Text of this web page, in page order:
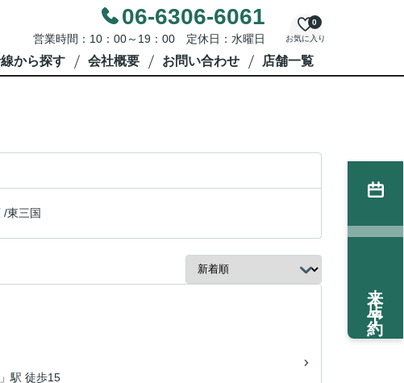
06-6306-6061
営業時間：10：00～19：00 定休日：水曜日 お気に入り
0
から探す 会社概要 お問い合わせ 店舗一覧
/東三国
」駅 徒歩15
来店予約